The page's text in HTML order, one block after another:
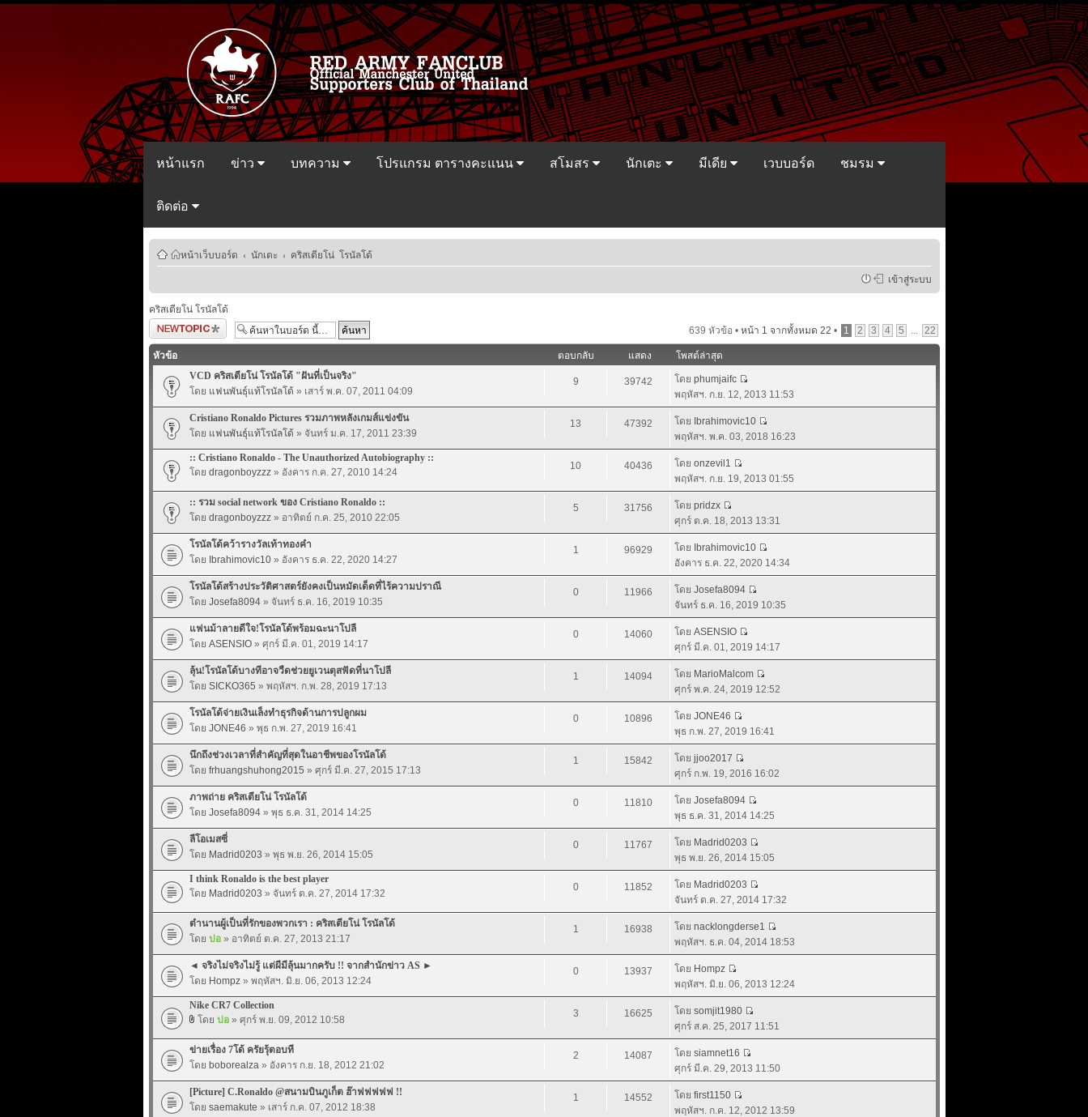
หน้าแรก ข่าว บทความ โปรแกรม ตารางคะแนน สโมสร นักเตะ มีเดีย เวบบอร์ด ชมรม
ติดต่อ
หน้าเว็บบอร์ด ‹ นักเตะ ‹ คริสเตียโน่ โรนัลโด้
เข้าสู่ระบบ
คริสเตียโน่ โรนัลโด้
ตั้งกระทู้ใหม่
639 หัวข้อ • หน้า 1 จากทั้งหมด 22 • 1 2 3 4 5 ... 22
หัวข้อ ตอบกลับ แสดง
โพสต์ล่าสุด
VCD คริสเตียโน่ โรนัลโด้ "ฝันที่เป็นจริง"
โดย แฟนพันธุ์แท้โรนัลโด้ » เสาร์ พ.ค. 07, 2011 04:09
9 39742 โดย phumjaifc
พฤหัสฯ. ก.ย. 12, 2013 11:53
Cristiano Ronaldo Pictures รวมภาพหลังเกมส์แข่งขัน
โดย แฟนพันธุ์แท้โรนัลโด้ » จันทร์ ม.ค. 17, 2011 23:39
13 47392 โดย Ibrahimovic10
พฤหัสฯ. พ.ค. 03, 2018 16:23
:: Cristiano Ronaldo - The Unauthorized Autobiography ::
โดย dragonboyzzz» อังคาร ก.ค. 27, 2010 14:24
10 40436 โดย onzevil1
พฤหัสฯ. ก.ย. 19, 2013 01:55
:: รวม social network ของ Cristiano Ronaldo ::
โดย dragonboyzzz» อาทิตย์ ก.ค. 25, 2010 22:05
5 31756 โดย pridzx
ศุกร์ ต.ค. 18, 2013 13:31
โรนัลโด้คว้ารางวัลเท้าทองคำ
โดย Ibrahimovic10» อังคาร ธ.ค. 22, 2020 14:27
1 96929 โดย Ibrahimovic10
อังคาร ธ.ค. 22, 2020 14:34
โรนัลโด้สร้างประวัติศาสตร์ยังคงเป็นหมัดเด็ดที่ไร้ความปราณี
โดย Josefa8094» จันทร์ ธ.ค. 16, 2019 10:35
0 11966 โดย Josefa8094
จันทร์ ธ.ค. 16, 2019 10:35
แฟนม้าลายดีใจ!โรนัลโด้พร้อมฉะนาโปลี
โดย ASENSIO» ศุกร์ มี.ค. 01, 2019 14:17
0 14060 โดย ASENSIO
ศุกร์ มี.ค. 01, 2019 14:17
ลุ้น!โรนัลโด้บางทีอาจวืดช่วยยูเวนตุสฟัดที่นาโปลี
โดย SICKO365 » พฤหัสฯ. ก.พ. 28, 2019 17:13
1 14094 โดย MarioMalcom
ศุกร์ พ.ค. 24, 2019 12:52
โรนัลโด้จ่ายเงินเล็งทำธุรกิจด้านการปลูกผม
โดย JONE46 » พุธ ก.พ. 27, 2019 16:41
0 10896 โดย JONE46
พุธ ก.พ. 27, 2019 16:41
นึกถึงช่วงเวลาที่สำคัญที่สุดในอาชีพของโรนัลโด้
โดย frhuangshuhong2015 » ศุกร์ มี.ค. 27, 2015 17:13
1 15842 โดย jjoo2017
ศุกร์ ก.พ. 19, 2016 16:02
ภาพถ่าย คริสเตียโน่ โรนัลโด้
โดย Josefa8094» พุธ ธ.ค. 31, 2014 14:25
0 11810 โดย Josefa8094
พุธ ธ.ค. 31, 2014 14:25
ลีโอเมสซี่
โดย Madrid0203 » พุธ พ.ย. 26, 2014 15:05
0 11767 โดย Madrid0203
พุธ พ.ย. 26, 2014 15:05
I think Ronaldo is the best player
โดย Madrid0203 » จันทร์ ต.ค. 27, 2014 17:32
0 11852 โดย Madrid0203
จันทร์ ต.ค. 27, 2014 17:32
ตำนานผู้เป็นที่รักของพวกเรา : คริสเตียโน่ โรนัลโด้
โดย ปอ» อาทิตย์ ต.ค. 27, 2013 21:17
1 16938 โดย nacklongderse1
พฤหัสฯ. ธ.ค. 04, 2014 18:53
◄ จริงไม่จริงไม่รู้ แต่ผีมีลุ้นมากครับ !! จากสำนักข่าว AS ►
โดย Hompz» พฤหัสฯ. มิ.ย. 06, 2013 12:24
0 13937 โดย Hompz
พฤหัสฯ. มิ.ย. 06, 2013 12:24
Nike CR7 Collection
โดย ปอ» ศุกร์ พ.ย. 09, 2012 10:58
3 16625 โดย somjit1980
ศุกร์ ส.ค. 25, 2017 11:51
ข่ายเรื่อง 7โด้ ครัยรุ้ตอบที
โดย boborealza» อังคาร ก.ย. 18, 2012 21:02
2 14087 โดย siamnet16
ศุกร์ มี.ค. 29, 2013 11:50
[Picture] C.Ronaldo @สนามบินภูเก็ต ฮ๊าฟฟฟฟฟ !!
โดย saemakute » เสาร์ ก.ค. 07, 2012 18:38
1 14552 โดย first1150
พฤหัสฯ. ก.ค. 12, 2012 13:59